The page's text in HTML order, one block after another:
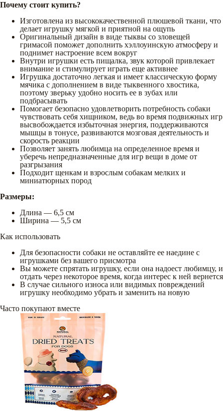
Почему стоит купить?
Изготовлена из высококачественной плюшевой ткани, что
делает игрушку мягкой и приятной на ощупь
Оригинальный дизайн в виде тыквы со зловещей
гримасой поможет дополнить хэллоуинскую атмосферу и
поднимет настроение всем вокруг
Внутри игрушки есть пищалка, звук которой привлекает
внимание и стимулирует играть еще активнее
Игрушка достаточно легкая и имеет классическую форму
мячика с дополнением в виде тыквенного хвостика,
поэтому зверьку удобно носить ее в зубах или
подбрасывать
Помогает безопасно удовлетворить потребность собаки
чувствовать себя хищником, ведь во время подвижных игр
высвобождается избыточная энергия, поддерживаются
мышцы в тонусе, развиваются мозговая деятельность и
скорость реакции
Позволяет занять любимца на определенное время и
уберечь непредназначенные для игр вещи в доме от
разгрызания
Подходит щенкам и взрослым собакам мелких и
миниатюрных пород
Размеры:
Длина — 6,5 см
Ширина — 5,5 см
Как использовать
Для безопасности собаки не оставляйте ее наедине с
игрушками без вашего присмотра
Вы можете спрятать игрушку, если она надоест любимцу, и
отдать через некоторое время, когда интерес к ней вернется
В случае сильного износа или видимых повреждений
игрушку необходимо убрать и заменить на новую
Часто покупают вместе